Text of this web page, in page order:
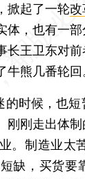
掀起了一轮改
体，也有一
长王卫东对
熊几番轮回
的时候，也短
刚刚走出体
。制造业太
缺，买货要